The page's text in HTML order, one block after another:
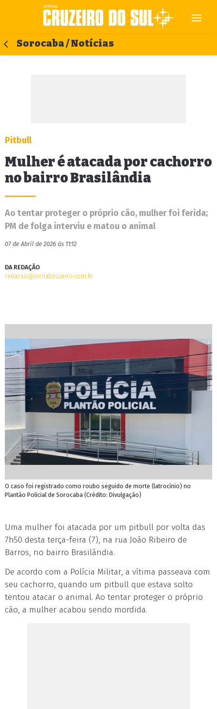
Sorocaba / Notícias
Pitbull
Mulher é atacada por cachorro
no bairro Brasilândia
Ao tentar proteger o próprio cão, mulher foi ferida;
PM de folga interviu e matou o animal
07 de Abril de 2026 às 11:12
DA REDAÇÃO
redacao@jornalcruzeiro.com.br
O caso foi registrado como roubo seguido de morte (latrocínio) no
Plantão Policial de Sorocaba (Crédito: Divulgação)
Uma mulher foi atacada por um pitbull por volta das
7h50 desta terça-feira (7), na rua João Ribeiro de
Barros, no bairro Brasilândia.
De acordo com a Polícia Militar, a vítima passeava com
seu cachorro, quando um pitbull que estava solto
tentou atacar o animal. Ao tentar proteger o próprio
cão, a mulher acabou sendo mordida.